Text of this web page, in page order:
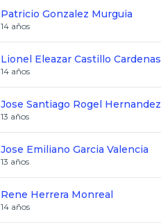
Patricio Gonzalez Murguia
14 años
Lionel Eleazar Castillo Cardenas
14 años
Jose Santiago Rogel Hernandez
13 años
Jose Emiliano Garcia Valencia
13 años
Rene Herrera Monreal
14 años